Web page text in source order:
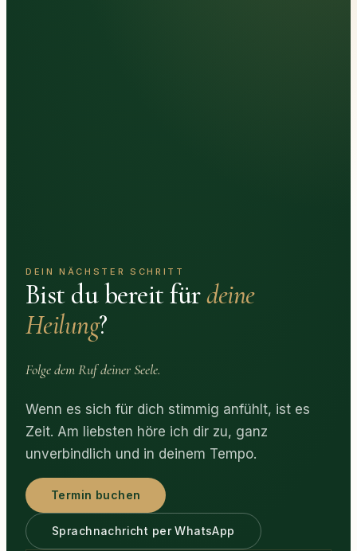
DEIN NÄCHSTER SCHRITT
Bist du bereit fürdeine
Heilung?
Folge dem Ruf deiner Seele.
Wenn es sich für dich stimmig anfühlt, ist es
Zeit. Am liebsten höre ich dir zu, ganz
unverbindlich und in deinem Tempo.
Termin buchen
Sprachnachricht per WhatsApp